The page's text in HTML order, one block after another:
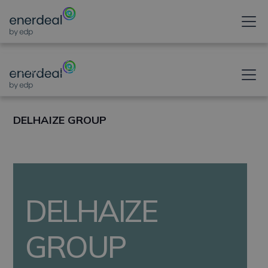
ONTGRENDELT UW
ZONNEPOTENTIEEL
DELHAIZE
GROUP
DELHAIZE GROUP